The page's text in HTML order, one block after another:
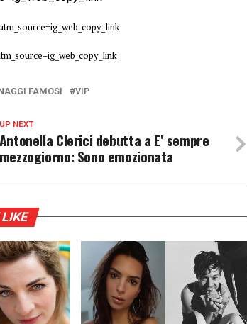
FAMOSI VIP
UP NEXT
Antonella Clerici debutta a E’ sempre
mezzogiorno: Sono emozionata
LIKE